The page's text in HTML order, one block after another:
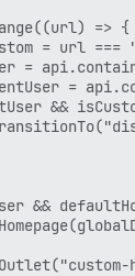
=> {
= url ===
=
=
&&
&&